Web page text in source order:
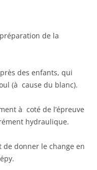
de la
des enfants, qui
(à cause du blanc).
à coté de l’épreuve
hydraulique.
de donner le change en